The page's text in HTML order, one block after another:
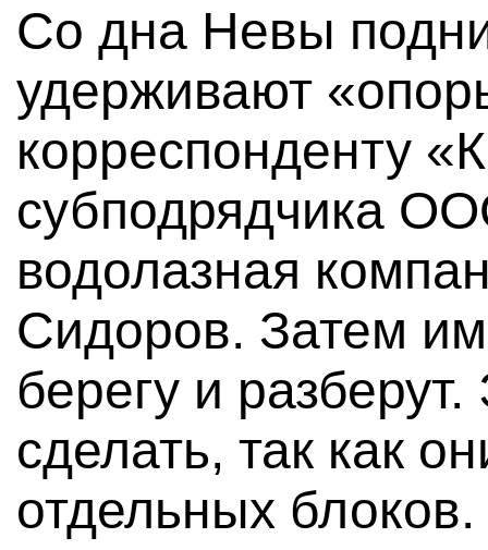
Со дна Невы
удерживают
корреспонденту
субподрядчика
водолазная
Сидоров. Затем
берегу и
сделать, так как
отдельных блоков.